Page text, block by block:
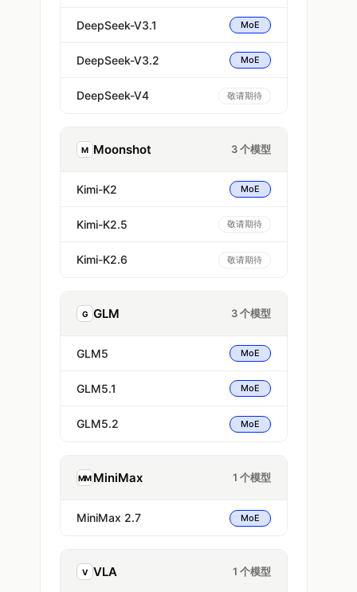
DeepSeek-V3.1 MoE
DeepSeek-V3.2 MoE
DeepSeek-V4 敬请期待
M Moonshot 3 个模型
Kimi-K2 MoE
Kimi-K2.5 敬请期待
Kimi-K2.6 敬请期待
G GLM 3 个模型
GLM5 MoE
GLM5.1 MoE
GLM5.2 MoE
MM MiniMax 1 个模型
MiniMax 2.7 MoE
V VLA 1 个模型